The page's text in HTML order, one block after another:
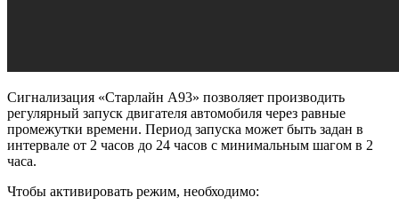
Сигнализация «Старлайн А93» позволяет производить
регулярный запуск двигателя автомобиля через равные
промежутки времени. Период запуска может быть задан в
интервале от 2 часов до 24 часов с минимальным шагом в 2
часа.
Чтобы активировать режим, необходимо: